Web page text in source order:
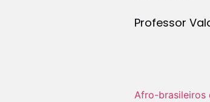
Professor
Afro-brasileiros